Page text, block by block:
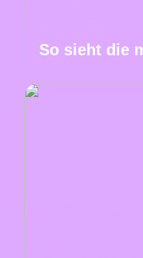
So sieht die